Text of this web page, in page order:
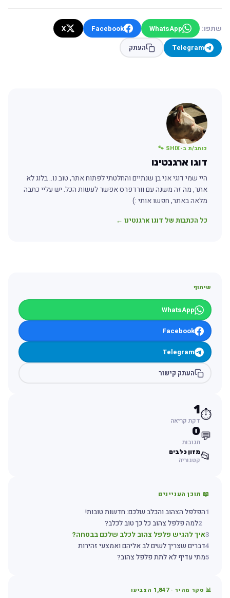
שתפו: WhatsApp
Facebook
X
Telegram
העתק
כותב/ת ב-SHIX 🐾
דוגו ארגנטינו
היי שמי דוגי אני בן שנתיים והחלטתי לפתוח אתר, טוב נו.. בלוג לא
אתר, מה זה משנה עם וורדפרס אפשר לעשות הכל. יש עליי כתבה
מלאה באתר, חפשו אותי :)
כל הכתבות של דוגו ארגנטינו ←
שיתוף
WhatsApp
Facebook
Telegram
העתק קישור
⏱️
1
דקת קריאה
💬
0
תגובות
📂מזון כלבים
קטגוריה
📖 תוכן העניינים
הפלפל הצהוב והכלב שלכם: חדשות טובות!
2למה פלפל צהוב כל כך טוב לכלב?
איך להגיש פלפל צהוב לכלב שלכם בבטחה?
דברים שצריך לשים לב אליהם ואמצעי זהירות
מתי עדיף לא לתת פלפל צהוב?
📊 סקר מהיר · 1,847הצביעו